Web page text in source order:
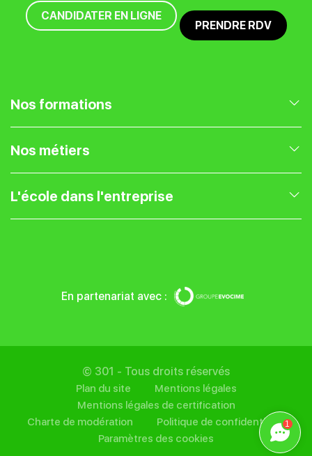
CANDIDATER EN LIGNE
PRENDRE RDV
Nos formations
Nos formations en Marketing Digital
Nos formations en Gestion de projet
Nos métiers
Expert Webmarketing
Rédacteur Web
L'école dans l'entreprise
Financer sa formation
En partenariat avec :
© 301 - Tous droits réservés
Plan du site
Mentions légales
Mentions légales de certification
Charte de modération
Politique de confidentialité
Paramètres des cookies
1